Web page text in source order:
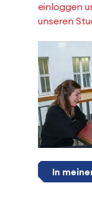
einloggen
unseren
In